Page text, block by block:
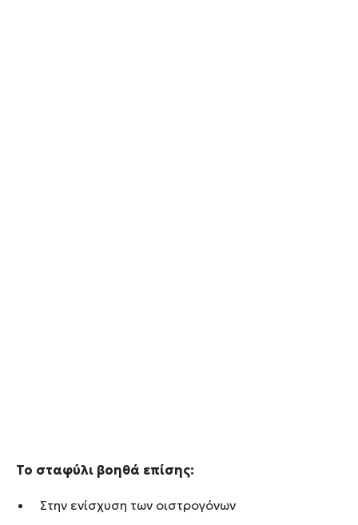
Το σταφύλι βοηθά επίσης:
Στην ενίσχυση των οιστρογόνων